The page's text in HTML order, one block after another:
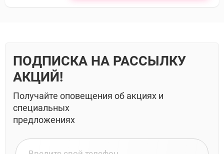
ПОДПИСКА НА РАССЫЛКУ
АКЦИЙ!
Получайте оповещения об акциях и
специальных
предложениях